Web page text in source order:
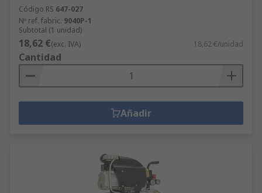
Código RS 647-027
Nº ref. fabric. 9040P-1
Subtotal (1 unidad)
18,62 €(exc. IVA) 18,62 €/unidad
Cantidad
Añadir